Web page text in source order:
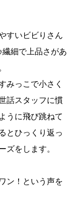
すいビビりさん
細で上品さがあ
みっこで小さく
話スタッフに慣
うに飛び跳ねて
とひっくり返っ
ズをします。
ン！という声を